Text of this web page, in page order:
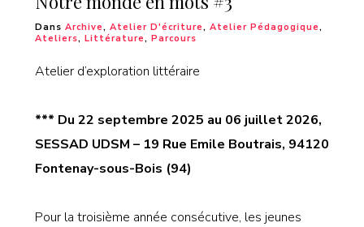
Dans Archive, Atelier D'écriture, Atelier Pédagogique,
Ateliers, Littérature, Parcours
Atelier d’exploration littéraire
*** Du 22 septembre 2025 au 06 juillet 2026,
SESSAD UDSM – 19 Rue Emile Boutrais, 94120
Fontenay-sous-Bois (94)
Pour la troisième année consécutive, les jeunes